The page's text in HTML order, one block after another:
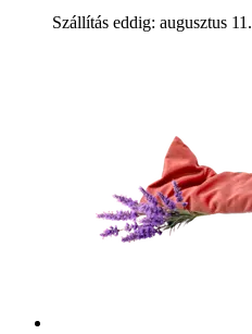
Szállítás eddig: augusztus 11.